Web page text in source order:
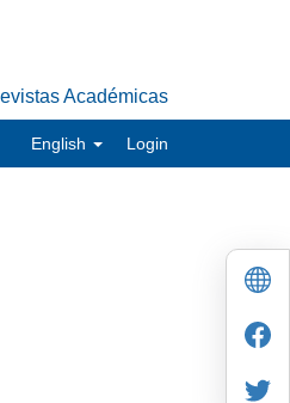
Académicas
English Login